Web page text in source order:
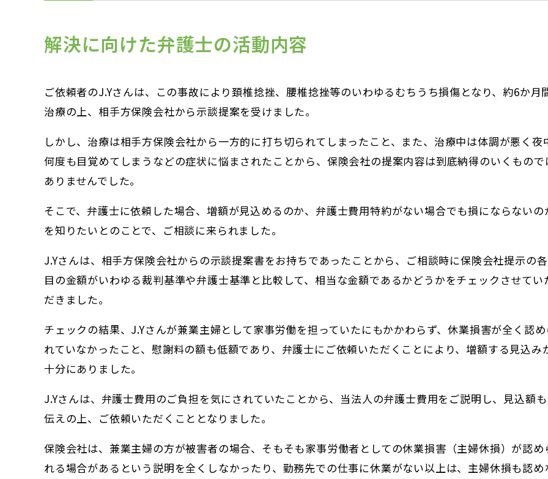
解決に向けた弁護士の活動内容
ご依頼者のJ.Yさんは、この事故により頚椎捻挫、腰椎捻挫等のいわゆるむちうち損傷となり、約6か月
治療の上、相手方保険会社から示談提案を受けました。
しかし、治療は相手方保険会社から一方的に打ち切られてしまったこと、また、治療中は体調が悪く夜
何度も目覚めてしまうなどの症状に悩まされたことから、保険会社の提案内容は到底納得のいくもので
ありませんでした。
そこで、弁護士に依頼した場合、増額が見込めるのか、弁護士費用特約がない場合でも損にならないの
を知りたいとのことで、ご相談に来られました。
J.Yさんは、相手方保険会社からの示談提案書をお持ちであったことから、ご相談時に保険会社提示の
目の金額がいわゆる裁判基準や弁護士基準と比較して、相当な金額であるかどうかをチェックさせてい
だきました。
チェックの結果、J.Yさんが兼業主婦として家事労働を担っていたにもかかわらず、休業損害が全く認め
れていなかったこと、慰謝料の額も低額であり、弁護士にご依頼いただくことにより、増額する見込み
十分にありました。
J.Yさんは、弁護士費用のご負担を気にされていたことから、当法人の弁護士費用をご説明し、見込額
伝えの上、ご依頼いただくこととなりました。
保険会社は、兼業主婦の方が被害者の場合、そもそも家事労働者としての休業損害（主婦休損）が認め
れる場合があるという説明を全くしなかったり、勤務先での仕事に休業がない以上は、主婦休損も認め